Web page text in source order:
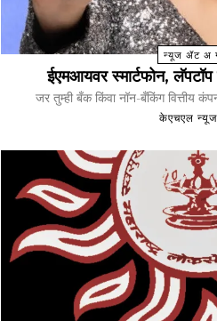
न्यूज ॲट अ
ईएमआयवर स्मार्टफोन,
जर तुम्ही बँक किंवा नॉन-बँकिंग वित्तीय
केएचएल न्यूज